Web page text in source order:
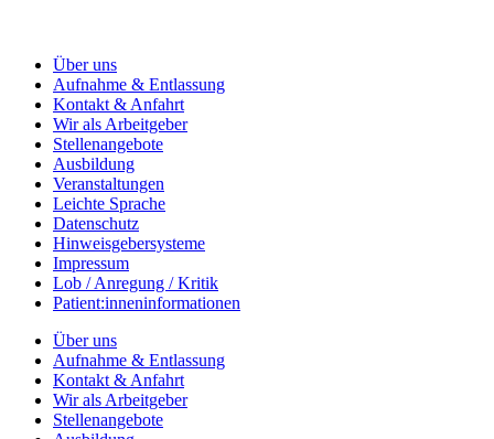
Über uns
Aufnahme & Entlassung
Kontakt & Anfahrt
Wir als Arbeitgeber
Stellenangebote
Ausbildung
Veranstaltungen
Leichte Sprache
Datenschutz
Hinweisgebersysteme
Impressum
Lob / Anregung / Kritik
Patient:inneninformationen
Über uns
Aufnahme & Entlassung
Kontakt & Anfahrt
Wir als Arbeitgeber
Stellenangebote